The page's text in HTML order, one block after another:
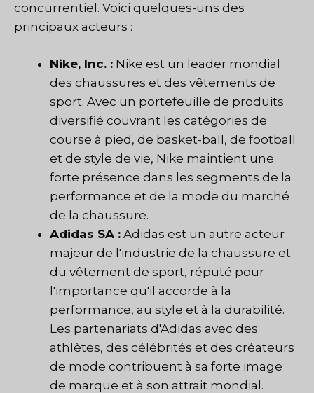
concurrentiel. Voici quelques-uns des
principaux acteurs :
Nike, Inc. : Nike est un leader mondial
des chaussures et des vêtements de
sport. Avec un portefeuille de produits
diversifié couvrant les catégories de
course à pied, de basket-ball, de football
et de style de vie, Nike maintient une
forte présence dans les segments de la
performance et de la mode du marché
de la chaussure.
Adidas SA : Adidas est un autre acteur
majeur de l'industrie de la chaussure et
du vêtement de sport, réputé pour
l'importance qu'il accorde à la
performance, au style et à la durabilité.
Les partenariats d'Adidas avec des
athlètes, des célébrités et des créateurs
de mode contribuent à sa forte image
de marque et à son attrait mondial.